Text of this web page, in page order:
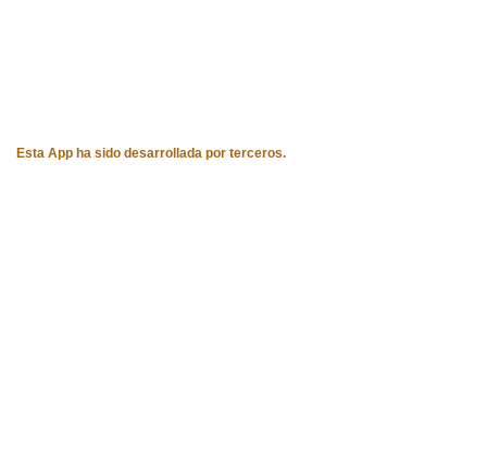
Esta App ha sido desarrollada por terceros.